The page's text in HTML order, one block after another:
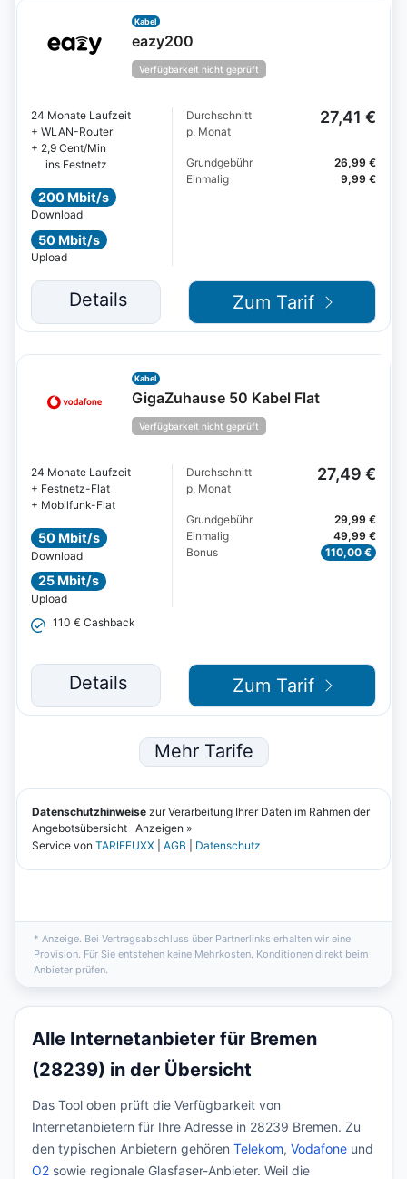
* Anzeige. Bei Vertragsabschluss über Partnerlinks erhalten wir eine
Provision. Für Sie entstehen keine Mehrkosten. Konditionen direkt beim
Anbieter prüfen.
Alle Internetanbieter für Bremen
(28239) in der Übersicht
Das Tool oben prüft die Verfügbarkeit von
Internetanbietern für Ihre Adresse in 28239 Bremen. Zu
den typischen Anbietern gehören Telekom, Vodafone und
O2 sowie regionale Glasfaser-Anbieter. Weil die